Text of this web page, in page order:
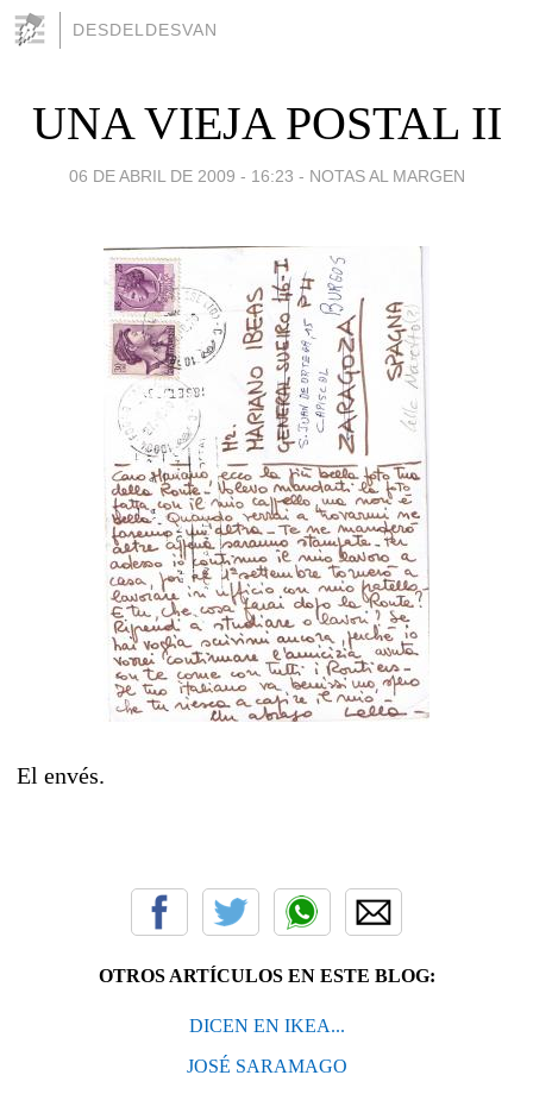
DESDELDESVAN
UNA VIEJA POSTAL II
06 DE ABRIL DE 2009 - 16:23 - NOTAS AL MARGEN
El envés.
OTROS ARTÍCULOS EN ESTE BLOG:
DICEN EN IKEA...
JOSÉ SARAMAGO